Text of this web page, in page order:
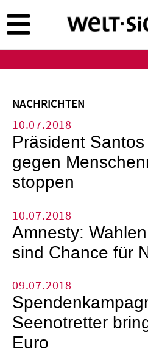
zum
Inhalt
NACHRICHTEN
10.07.2018
Präsident
gegen
stoppen
10.07.2018
Amnesty:
sind Chance für
09.07.2018
Seenotretter
Euro